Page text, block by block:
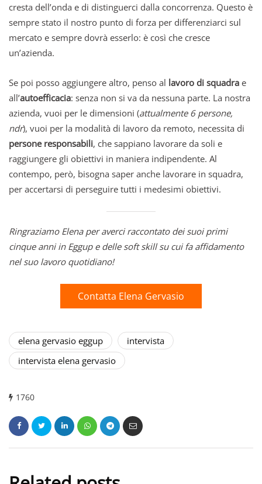
cresta dell’onda e di distinguerci dalla concorrenza. Questo è
sempre stato il nostro punto di forza per differenziarci sul
mercato e sempre dovrà esserlo: è così che cresce
un’azienda.
Se poi posso aggiungere altro, penso al lavoro di squadra e
all’autoefficacia: senza non si va da nessuna parte. La nostra
azienda, vuoi per le dimensioni (attualmente 6 persone,
ndr), vuoi per la modalità di lavoro da remoto, necessita di
persone responsabili, che sappiano lavorare da soli e
raggiungere gli obiettivi in maniera indipendente. Al
contempo, però, bisogna saper anche lavorare in squadra,
per accertarsi di perseguire tutti i medesimi obiettivi.
Ringraziamo Elena per averci raccontato dei suoi primi
cinque anni in Eggup e delle soft skill su cui fa affidamento
nel suo lavoro quotidiano!
Contatta Elena Gervasio
elena gervasio eggup
intervista
intervista elena gervasio
1760